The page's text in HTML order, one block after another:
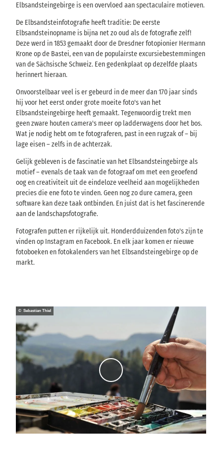
Elbsandsteingebirge is een overvloed aan spectaculaire motieven.
De Elbsandsteinfotografie heeft traditie: De eerste
Elbsandsteinopname is bijna net zo oud als de fotografie zelf!
Deze werd in 1853 gemaakt door de Dresdner fotopionier Hermann
Krone op de Bastei, een van de populairste excursiebestemmingen
van de Sächsische Schweiz. Een gedenkplaat op dezelfde plaats
herinnert hieraan.
Onvoorstelbaar veel is er gebeurd in de meer dan 170 jaar sinds
hij voor het eerst onder grote moeite foto's van het
Elbsandsteingebirge heeft gemaakt. Tegenwoordig trekt men
geen zware houten camera's meer op ladderwagens door het bos.
Wat je nodig hebt om te fotograferen, past in een rugzak of – bij
lage eisen – zelfs in de achterzak.
Gelijk gebleven is de fascinatie van het Elbsandsteingebirge als
motief – evenals de taak van de fotograaf om met een geoefend
oog en creativiteit uit de eindeloze veelheid aan mogelijkheden
precies die ene foto te vinden. Geen nog zo dure camera, geen
software kan deze taak ontbinden. En juist dat is het fascinerende
aan de landschapsfotografie.
Fotografen putten er rijkelijk uit. Honderdduizenden foto's zijn te
vinden op Instagram en Facebook. En elk jaar komen er nieuwe
fotoboeken en fotokalenders van het Elbsandsteingebirge op de
markt.
V
i
d
e
o
a
© Sebastian Thiel